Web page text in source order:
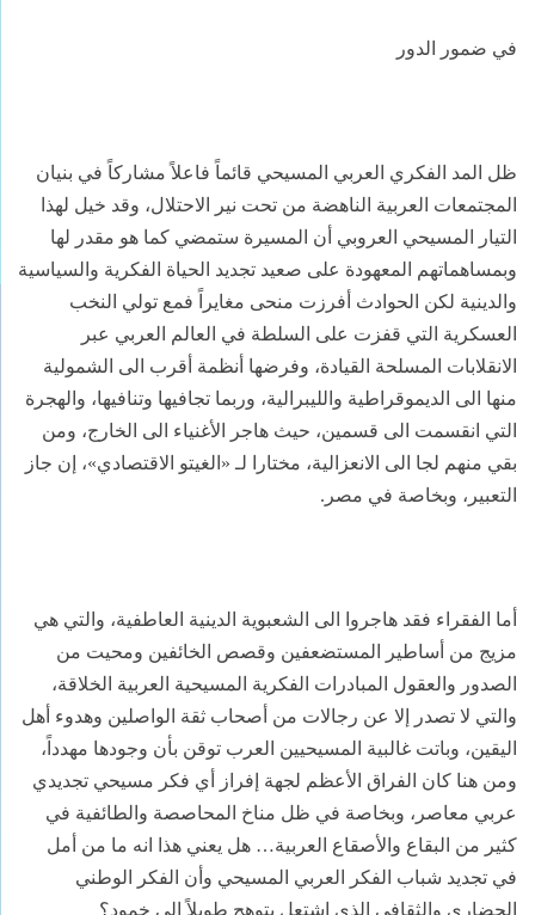
في ضمور الدور
ظل المد الفكري العربي المسيحي قائماً فاعلاً مشاركاً في بنيان
المجتمعات العربية الناهضة من تحت نير الاحتلال، وقد خيل لهذا
التيار المسيحي العروبي أن المسيرة ستمضي كما هو مقدر لها
وبمساهماتهم المعهودة على صعيد تجديد الحياة الفكرية والسياسية
والدينية لكن الحوادث أفرزت منحى مغايراً فمع تولي النخب
العسكرية التي قفزت على السلطة في العالم العربي عبر
الانقلابات المسلحة القيادة، وفرضها أنظمة أقرب الى الشمولية
منها الى الديموقراطية والليبرالية، وربما تجافيها وتنافيها، والهجرة
التي انقسمت الى قسمين، حيث هاجر الأغنياء الى الخارج، ومن
بقي منهم لجا الى الانعزالية، مختارا لـ «الغيتو الاقتصادي»، إن جاز
التعبير، وبخاصة في مصر.
أما الفقراء فقد هاجروا الى الشعبوية الدينية العاطفية، والتي هي
مزيج من أساطير المستضعفين وقصص الخائفين ومحيت من
الصدور والعقول المبادرات الفكرية المسيحية العربية الخلاقة،
والتي لا تصدر إلا عن رجالات من أصحاب ثقة الواصلين وهدوء أهل
اليقين، وباتت غالبية المسيحيين العرب توقن بأن وجودها مهدداً،
ومن هنا كان الفراق الأعظم لجهة إفراز أي فكر مسيحي تجديدي
عربي معاصر، وبخاصة في ظل مناخ المحاصصة والطائفية في
كثير من البقاع والأصقاع العربية… هل يعني هذا انه ما من أمل
في تجديد شباب الفكر العربي المسيحي وأن الفكر الوطني
الحضاري والثقافي الذي اشتعل بتوهج طويلاً الى خمود؟